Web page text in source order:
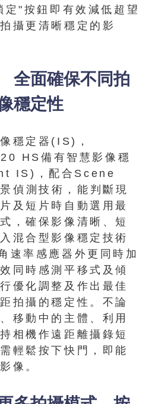
定"按鈕即有效減低超望
攝更清晰穩定的影
全面確保不同拍
穩定性
穩定器(IS)，
HS備有智慧影像穩
IS)，配合Scene
偵測技術，能判斷現
及短片時自動選用最
，確保影像清晰、短
混合型影像穩定技術
率感應器外更同時加
同時感測平移式及傾
優化調整及作出最佳
拍攝的穩定性。不論
移動中的主體、利用
相機作遠距離攝錄短
輕鬆按下快門，即能
像。